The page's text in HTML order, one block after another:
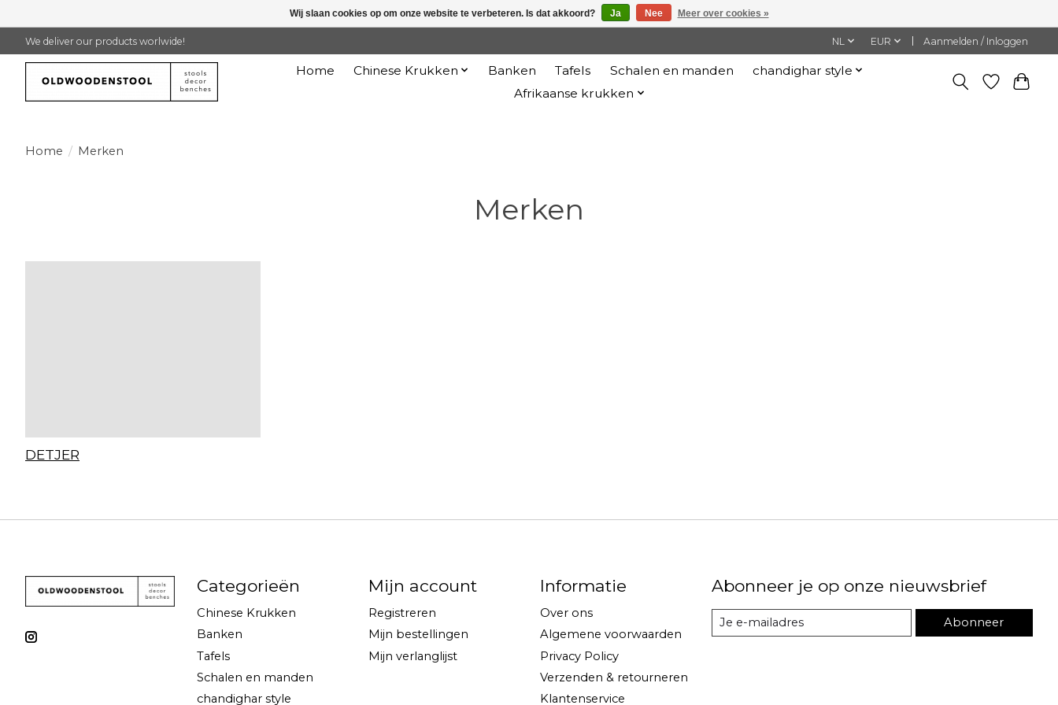
We deliver our products worlwide! NL EUR Aanmelden / Inloggen
Home Chinese Krukken Banken Tafels Schalen en manden
chandighar style
Afrikaanse krukken
Home / Merken
Merken
DETJER
Categorieën
Chinese Krukken
Banken
Tafels
Schalen en manden
chandighar style
Mijn account
Registreren
Mijn bestellingen
Mijn verlanglijst
Informatie
Over ons
Algemene voorwaarden
Privacy Policy
Verzenden & retourneren
Klantenservice
Abonneer je op onze nieuwsbrief
Abonneer
Wij slaan cookies op om onze website te verbeteren. Is dat akkoord? Ja Nee Meer over cookies »